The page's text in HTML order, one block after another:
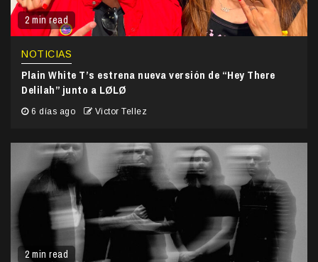
2 min read
NOTICIAS
Plain White T’s estrena nueva versión de “Hey There
Delilah” junto a LØLØ
6 días ago Victor Tellez
2 min read